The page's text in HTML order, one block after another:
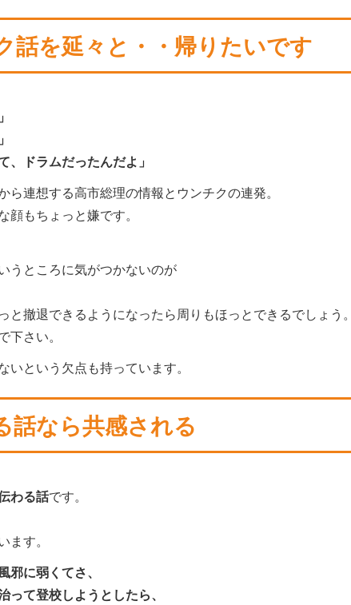
話を延々と・・帰りたいです
、ドラムだったんだよ」
連想する高市総理の情報とウンチクの連発。
顔もちょっと嫌です。
うところに気がつかないのが
と撤退できるようになったら周りもほっとできるでしょう
さい。
という欠点も持っています。
話なら共感される
わる話です。
す。
に弱くてさ、
て登校しようとしたら、